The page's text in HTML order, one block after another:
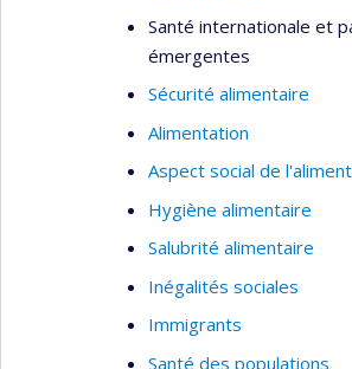
Santé internationale et
émergentes
Sécurité alimentaire
Alimentation
Aspect social de
Hygiène alimentaire
Salubrité alimentaire
Inégalités sociales
Immigrants
Santé des populations